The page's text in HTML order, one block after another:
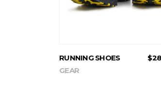
RUNNING SHOES $
GEAR